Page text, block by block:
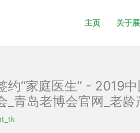
主页 关于
约“家庭医生” - 2019
_青岛老博会官网_老龄